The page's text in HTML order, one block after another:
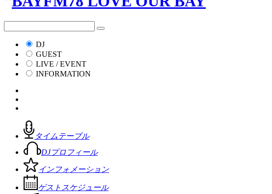
DJ
GUEST
LIVE / EVENT
INFORMATION
タイムテーブル
DJプロフィール
インフォメーション
ゲストスケジュール